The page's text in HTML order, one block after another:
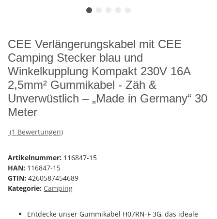
CEE Verlängerungskabel mit CEE
Camping Stecker blau und
Winkelkupplung Kompakt 230V 16A
2,5mm² Gummikabel - Zäh &
Unverwüstlich – „Made in Germany“ 30
Meter
(1 Bewertungen)
Artikelnummer: 116847-15
HAN: 116847-15
GTIN: 4260587454689
Kategorie: Camping
Entdecke unser Gummikabel H07RN-F 3G, das ideale